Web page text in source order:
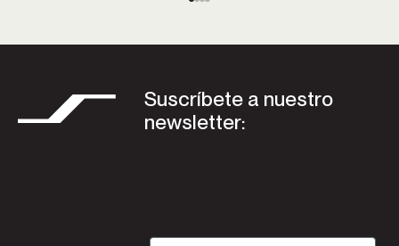
Suscríbete a nuestro
newsletter: